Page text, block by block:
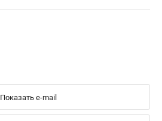
Показать e-mail